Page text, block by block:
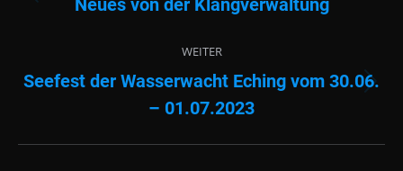
Neues von der Klangverwaltung
WEITER
Nächster
Beitrag:
Seefest der Wasserwacht Eching vom 30.06.
– 01.07.2023